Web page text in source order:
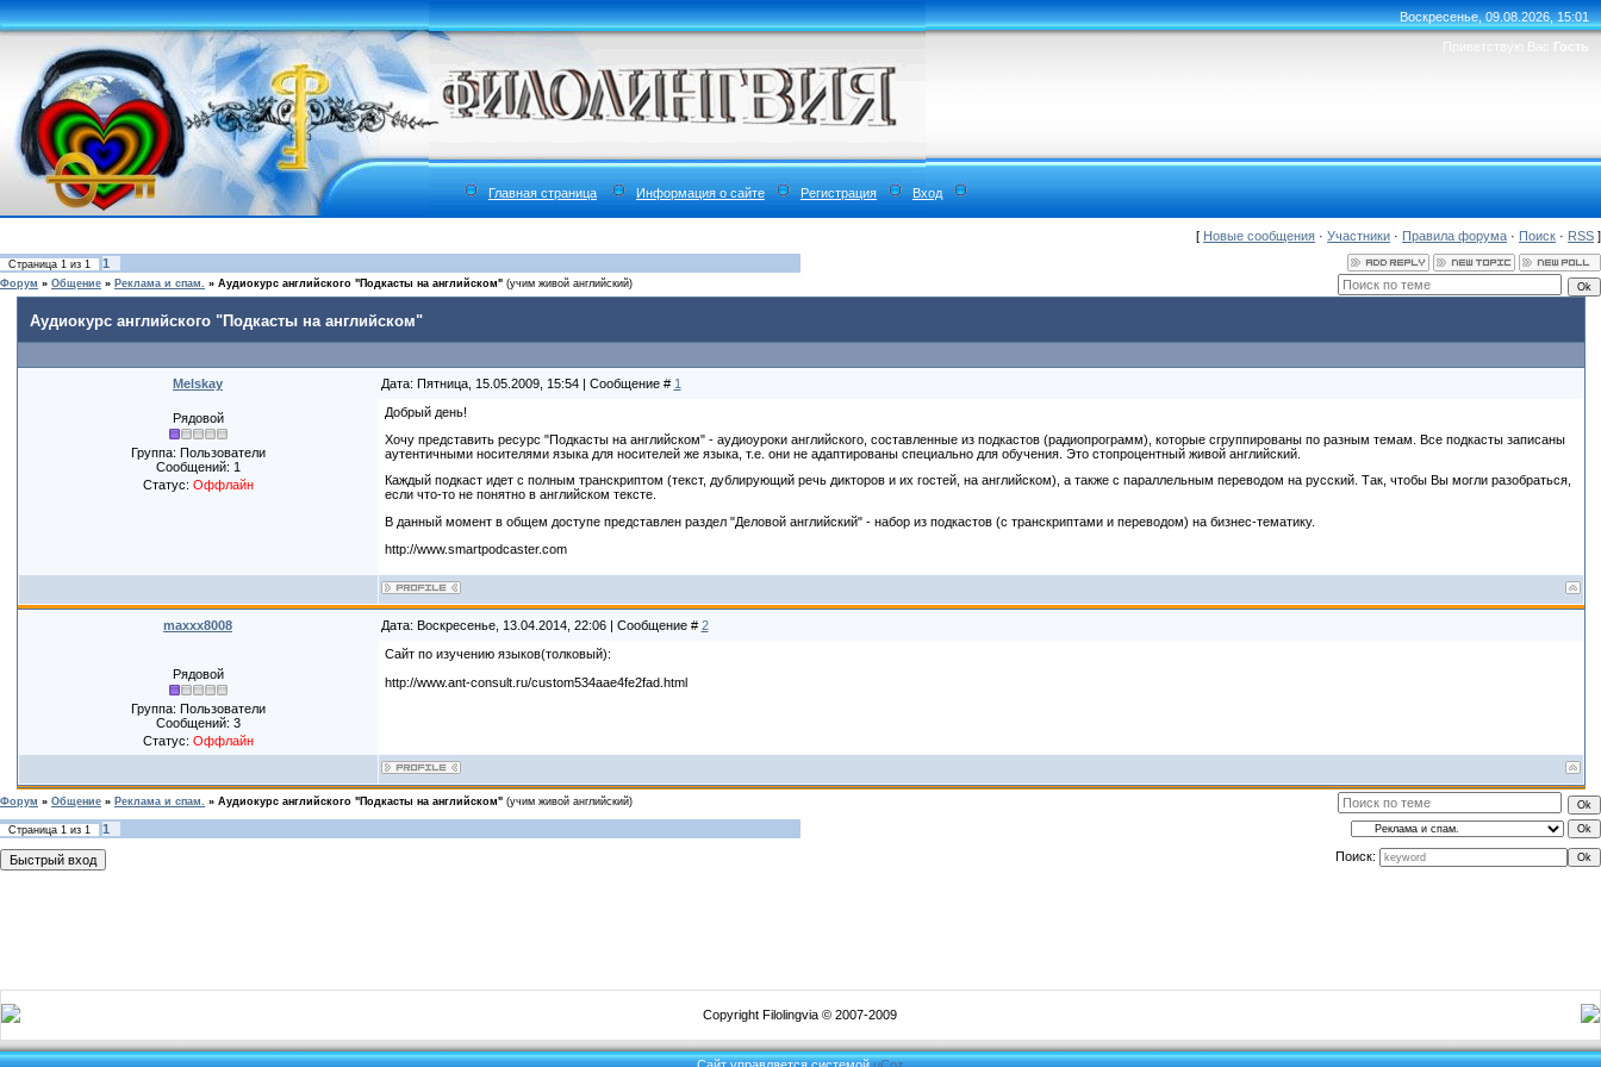
Воскресенье, 09.08.2026, 15:01
Приветствую Вас Гость
Главная страница Информация о сайте Регистрация Вход
[ Новые сообщения · Участники · Правила форума · Поиск · RSS ]
Страница 1 из 1 1
Форум » Общение » Реклама и спам. » Аудиокурс английского "Подкасты на английском" (учим живой английский)
Аудиокурс английского "Подкасты на английском"
Melskay Дата: Пятница, 15.05.2009, 15:54 | Сообщение # 1
Рядовой
Группа: Пользователи
Сообщений: 1
Статус: Оффлайн
Добрый день!
Хочу представить ресурс "Подкасты на английском" - аудиоуроки английского, составленные из подкастов (радиопрограмм), которые сгруппированы по разным темам. Все подкасты записаны
аутентичными носителями языка для носителей же языка, т.е. они не адаптированы специально для обучения. Это стопроцентный живой английский.
Каждый подкаст идет с полным транскриптом (текст, дублирующий речь дикторов и их гостей, на английском), а также с параллельным переводом на русский. Так, чтобы Вы могли разобраться,
если что-то не понятно в английском тексте.
В данный момент в общем доступе представлен раздел "Деловой английский" - набор из подкастов (с транскриптами и переводом) на бизнес-тематику.
http://www.smartpodcaster.com
maxxx8008 Дата: Воскресенье, 13.04.2014, 22:06 | Сообщение # 2
Рядовой
Группа: Пользователи
Сообщений: 3
Статус: Оффлайн
Сайт по изучению языков(толковый):
http://www.ant-consult.ru/custom534aae4fe2fad.html
Форум » Общение » Реклама и спам. » Аудиокурс английского "Подкасты на английском" (учим живой английский)
Страница 1 из 1
1
Поиск:
Copyright Filolingvia © 2007-2009